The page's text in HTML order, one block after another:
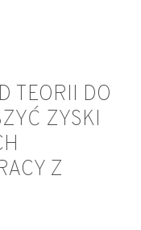
TEORII DO
ZYSKI
Z